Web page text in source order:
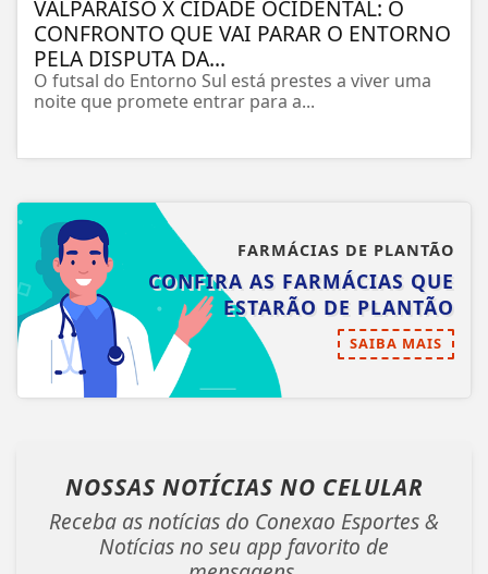
VALPARAÍSO X CIDADE OCIDENTAL: O
CONFRONTO QUE VAI PARAR O ENTORNO
PELA DISPUTA DA...
O futsal do Entorno Sul está prestes a viver uma
noite que promete entrar para a...
FARMÁCIAS DE PLANTÃO
CONFIRA AS FARMÁCIAS QUE
ESTARÃO DE PLANTÃO
SAIBA MAIS
NOSSAS NOTÍCIAS NO CELULAR
Receba as notícias do Conexao Esportes &
Notícias no seu app favorito de